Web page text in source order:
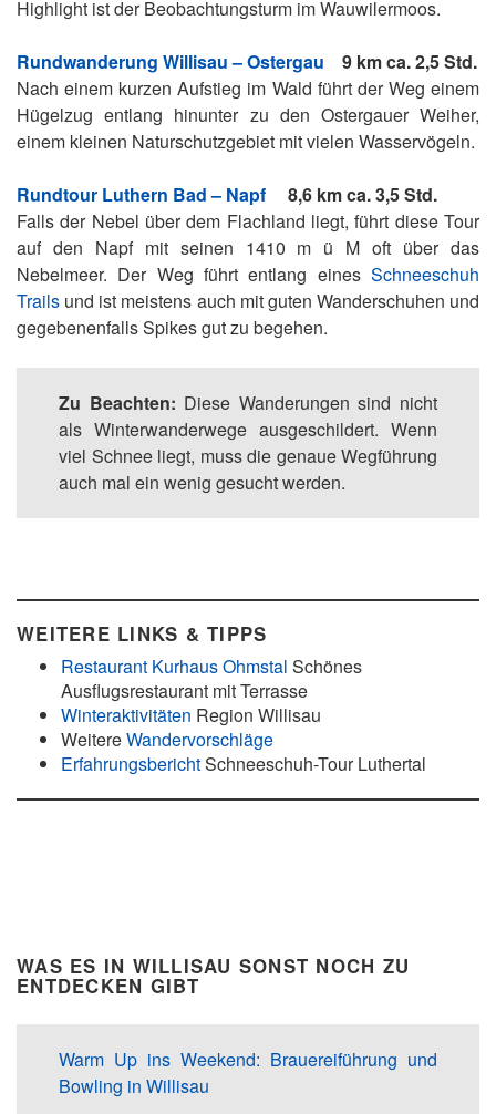
Highlight ist der Beobachtungsturm im Wauwilermoos.
Rundwanderung Willisau – Ostergau
9 km ca. 2,5 Std.
Nach einem kurzen Aufstieg im Wald führt der Weg einem
Hügelzug entlang hinunter zu den Ostergauer Weiher,
einem kleinen Naturschutzgebiet mit vielen Wasservögeln.
Rundtour Luthern Bad – Napf
8,6 km ca. 3,5 Std.
Falls der Nebel über dem Flachland liegt, führt diese Tour
auf den Napf mit seinen 1410 m ü M oft über das
Nebelmeer. Der Weg führt entlang eines Schneeschuh
Trails und ist meistens auch mit guten Wanderschuhen und
gegebenenfalls Spikes gut zu begehen.
Zu Beachten: Diese Wanderungen sind nicht
als Winterwanderwege ausgeschildert. Wenn
viel Schnee liegt, muss die genaue Wegführung
auch mal ein wenig gesucht werden.
WEITERE LINKS & TIPPS
Restaurant Kurhaus Ohmstal Schönes
Ausflugsrestaurant mit Terrasse
Winteraktivitäten Region Willisau
WeitereWandervorschläge
ErfahrungsberichtSchneeschuh-Tour Luthertal
WAS ES IN WILLISAU SONST NOCH ZU
ENTDECKEN GIBT
Warm Up ins Weekend: Brauereiführung und
Bowling in Willisau